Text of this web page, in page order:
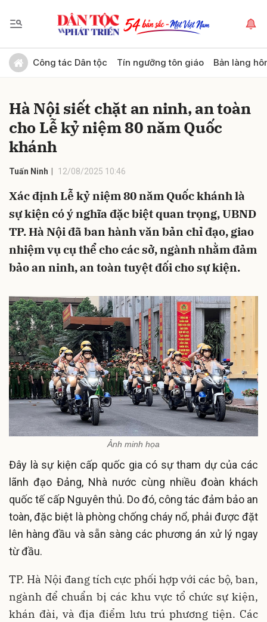
Công tác Dân tộc Tín ngưỡng tôn giáo Bản làng
Hà Nội siết chặt an ninh, an toàn
cho Lễ kỷ niệm 80 năm Quốc
khánh
Tuấn Ninh 12/08/2025 10:46
Xác định Lễ kỷ niệm 80 năm Quốc khánh là
sự kiện có ý nghĩa đặc biệt quan trọng, UBND
TP. Hà Nội đã ban hành văn bản chỉ đạo, giao
nhiệm vụ cụ thể cho các sở, ngành nhằm đảm
bảo an ninh, an toàn tuyệt đối cho sự kiện.
Ảnh minh họa
Đây là sự kiện cấp quốc gia có sự tham dự của các
lãnh đạo Đảng, Nhà nước cùng nhiều đoàn khách
quốc tế cấp Nguyên thủ. Do đó, công tác đảm bảo an
toàn, đặc biệt là phòng chống cháy nổ, phải được đặt
lên hàng đầu và sẵn sàng các phương án xử lý ngay
từ đầu.
TP. Hà Nội đang tích cực phối hợp với các bộ, ban,
ngành để chuẩn bị các khu vực tổ chức sự kiện,
khán đài, và địa điểm lưu trú phương tiện. Các
Gửi bình luận